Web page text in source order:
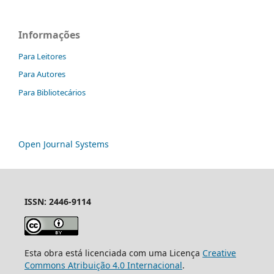
Informações
Para Leitores
Para Autores
Para Bibliotecários
Open Journal Systems
ISSN: 2446-9114
Esta obra está licenciada com uma Licença Creative
Commons Atribuição 4.0 Internacional.